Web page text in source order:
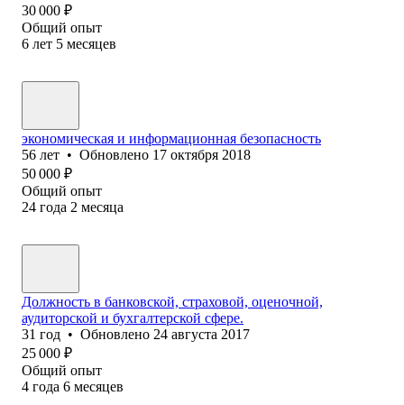
30 000 ₽
Общий опыт
6 лет 5 месяцев
экономическая и информационная безопасность
56 лет • Обновлено 17 октября 2018
50 000 ₽
Общий опыт
24 года 2 месяца
Должность в банковской, страховой, оценочной,
аудиторской и бухгалтерской сфере.
31 год • Обновлено 24 августа 2017
25 000 ₽
Общий опыт
4 года 6 месяцев